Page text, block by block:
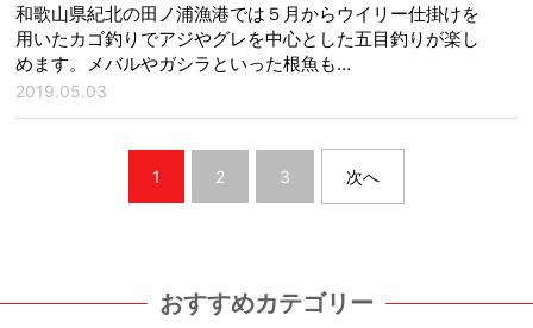
和歌山県紀北の田ノ浦漁港では５月からウイリー仕掛けを
用いたカゴ釣りでアジやグレを中心とした五目釣りが楽し
めます。メバルやガシラといった根魚も…
2019.05.03
1 2 3 次へ
おすすめカテゴリー